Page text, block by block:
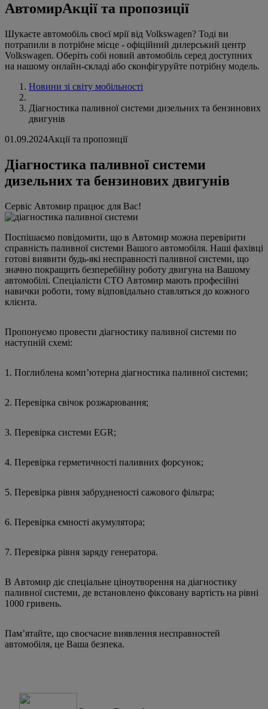
АвтомирАкції та пропозиції
Шукаєте автомобіль своєї мрії від Volkswagen? Тоді ви
потрапили в потрібне місце - офіційний дилерський центр
Volkswagen. Оберіть собі новий автомобіль серед доступних
на нашому онлайн-складі або сконфігуруйте потрібну модель.
Новини зі світу мобільності
Діагностика паливної системи дизельних та бензинових
двигунів
01.09.2024Акції та пропозиції
Діагностика паливної системи
дизельних та бензинових двигунів
Сервіс Автомир працює для Вас!
Поспішаємо повідомити, що в Автомир можна перевірити
справність паливної системи Вашого автомобіля. Наші фахівці
готові виявити будь-які несправності паливної системи, що
значно покращить безперебійну роботу двигуна на Вашому
автомобілі. Спеціалісти СТО Автомир мають професійні
навички роботи, тому відповідально ставляться до кожного
клієнта.
Пропонуємо провести діагностику паливної системи по
наступній схемі:
1. Поглиблена комп’ютерна діагностика паливної системи;
2. Перевірка свічок розжарювання;
3. Перевірка системи EGR;
4. Перевірка герметичності паливних форсунок;
5. Перевірка рівня забрудненості сажового фільтра;
6. Перевірка ємності акумулятора;
7. Перевірка рівня заряду генератора.
В Автомир діє спеціальне ціноутворення на діагностику
паливної системи, де встановлено фіксовану вартість на рівні
1000 гривень.
Пам’ятайте, що своєчасне виявлення несправностей
автомобіля, це Ваша безпека.